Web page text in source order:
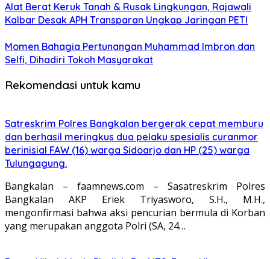
Alat Berat Keruk Tanah & Rusak Lingkungan, Rajawali
Kalbar Desak APH Transparan Ungkap Jaringan PETI
Momen Bahagia Pertunangan Muhammad Imbron dan
Selfi, Dihadiri Tokoh Masyarakat
Rekomendasi untuk kamu
Satreskrim Polres Bangkalan bergerak cepat memburu
dan berhasil meringkus dua pelaku spesialis curanmor
berinisial FAW (16) warga Sidoarjo dan HP (25) warga
Tulungagung.
Bangkalan – faamnews.com – Sasatreskrim Polres
Bangkalan AKP Eriek Triyasworo, S.H., M.H.,
mengonfirmasi bahwa aksi pencurian bermula di Korban
yang merupakan anggota Polri (SA, 24…